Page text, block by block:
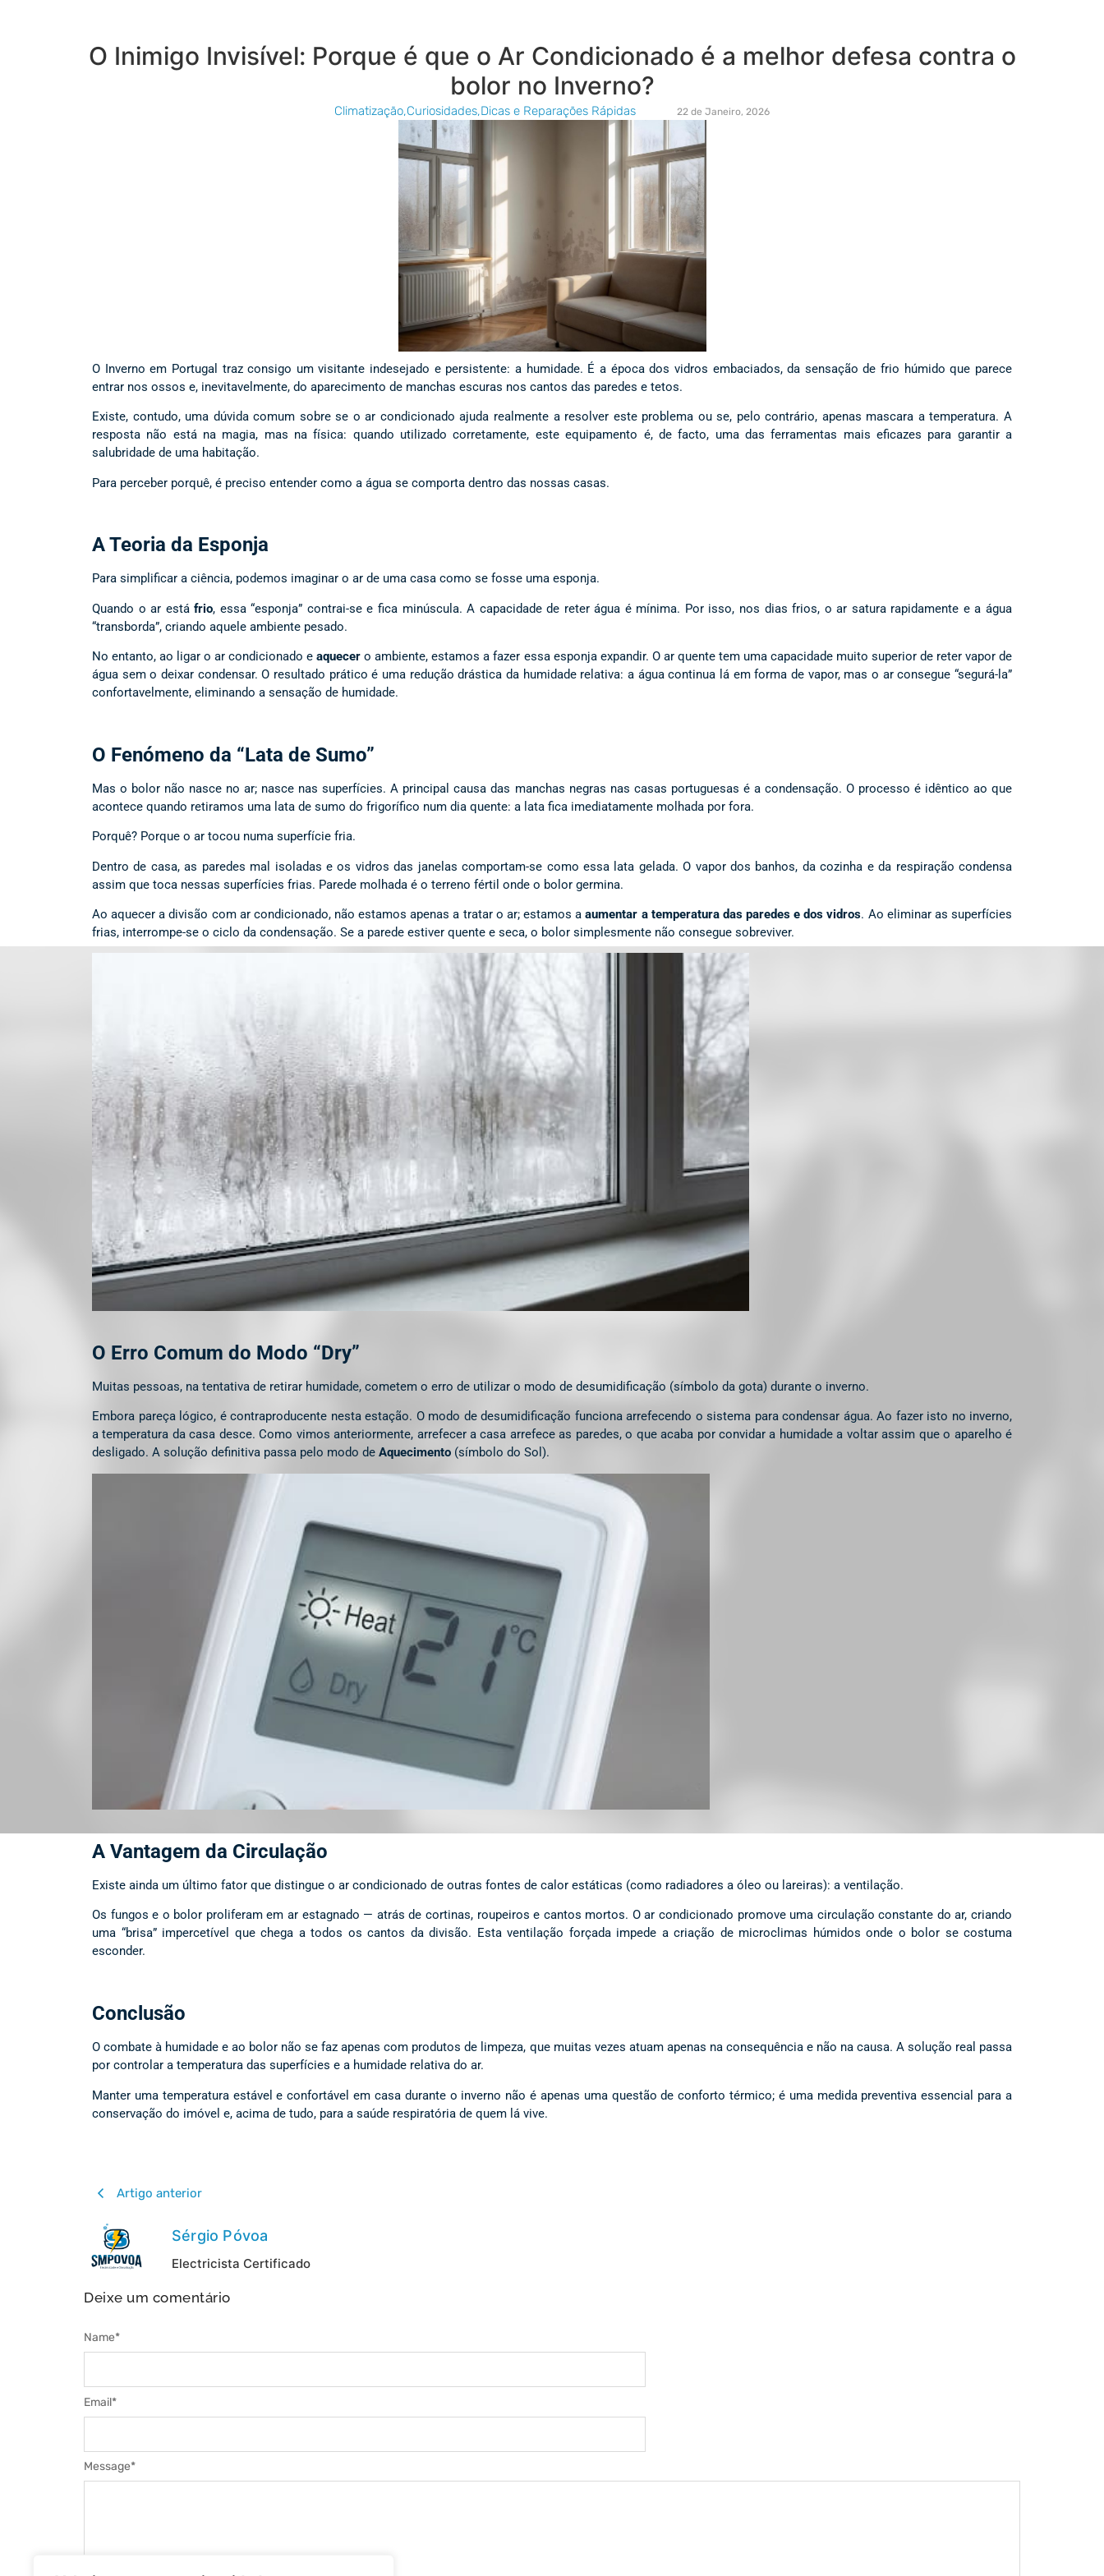
O Inimigo Invisível: Porque é que o Ar Condicionado é a melhor defesa contra o
bolor no Inverno?
Climatização,Curiosidades,Dicas e Reparações Rápidas 22 de Janeiro, 2026
O Inverno em Portugal traz consigo um visitante indesejado e persistente: a humidade. É a época dos vidros embaciados, da sensação de frio húmido que parece
entrar nos ossos e, inevitavelmente, do aparecimento de manchas escuras nos cantos das paredes e tetos.
Existe, contudo, uma dúvida comum sobre se o ar condicionado ajuda realmente a resolver este problema ou se, pelo contrário, apenas mascara a temperatura. A
resposta não está na magia, mas na física: quando utilizado corretamente, este equipamento é, de facto, uma das ferramentas mais eficazes para garantir a
salubridade de uma habitação.
Para perceber porquê, é preciso entender como a água se comporta dentro das nossas casas.
A Teoria da Esponja
Para simplificar a ciência, podemos imaginar o ar de uma casa como se fosse uma esponja.
Quando o ar estáfrio, essa “esponja” contrai-se e fica minúscula. A capacidade de reter água é mínima. Por isso, nos dias frios, o ar satura rapidamente e a água
“transborda”, criando aquele ambiente pesado.
No entanto, ao ligar o ar condicionado eaquecer o ambiente, estamos a fazer essa esponja expandir. O ar quente tem uma capacidade muito superior de reter vapor de
água sem o deixar condensar. O resultado prático é uma redução drástica da humidade relativa: a água continua lá em forma de vapor, mas o ar consegue “segurá-la”
confortavelmente, eliminando a sensação de humidade.
O Fenómeno da “Lata de Sumo”
Mas o bolor não nasce no ar; nasce nas superfícies. A principal causa das manchas negras nas casas portuguesas é a condensação. O processo é idêntico ao que
acontece quando retiramos uma lata de sumo do frigorífico num dia quente: a lata fica imediatamente molhada por fora.
Porquê? Porque o ar tocou numa superfície fria.
Dentro de casa, as paredes mal isoladas e os vidros das janelas comportam-se como essa lata gelada. O vapor dos banhos, da cozinha e da respiração condensa
assim que toca nessas superfícies frias. Parede molhada é o terreno fértil onde o bolor germina.
Ao aquecer a divisão com ar condicionado, não estamos apenas a tratar o ar; estamos aaumentar a temperatura das paredes e dos vidros. Ao eliminar as superfícies
frias, interrompe-se o ciclo da condensação. Se a parede estiver quente e seca, o bolor simplesmente não consegue sobreviver.
O Erro Comum do Modo “Dry”
Muitas pessoas, na tentativa de retirar humidade, cometem o erro de utilizar o modo de desumidificação (símbolo da gota) durante o inverno.
Embora pareça lógico, é contraproducente nesta estação. O modo de desumidificação funciona arrefecendo o sistema para condensar água. Ao fazer isto no inverno,
a temperatura da casa desce. Como vimos anteriormente, arrefecer a casa arrefece as paredes, o que acaba por convidar a humidade a voltar assim que o aparelho é
desligado. A solução definitiva passa pelo modo de Aquecimento (símbolo do Sol).
A Vantagem da Circulação
Existe ainda um último fator que distingue o ar condicionado de outras fontes de calor estáticas (como radiadores a óleo ou lareiras): a ventilação.
Os fungos e o bolor proliferam em ar estagnado — atrás de cortinas, roupeiros e cantos mortos. O ar condicionado promove uma circulação constante do ar, criando
uma “brisa” impercetível que chega a todos os cantos da divisão. Esta ventilação forçada impede a criação de microclimas húmidos onde o bolor se costuma
esconder.
Conclusão
O combate à humidade e ao bolor não se faz apenas com produtos de limpeza, que muitas vezes atuam apenas na consequência e não na causa. A solução real passa
por controlar a temperatura das superfícies e a humidade relativa do ar.
Manter uma temperatura estável e confortável em casa durante o inverno não é apenas uma questão de conforto térmico; é uma medida preventiva essencial para a
conservação do imóvel e, acima de tudo, para a saúde respiratória de quem lá vive.
Artigo anterior
Sérgio Póvoa
Electricista Certificado
Deixe um comentário
Message*
Name*
Email*